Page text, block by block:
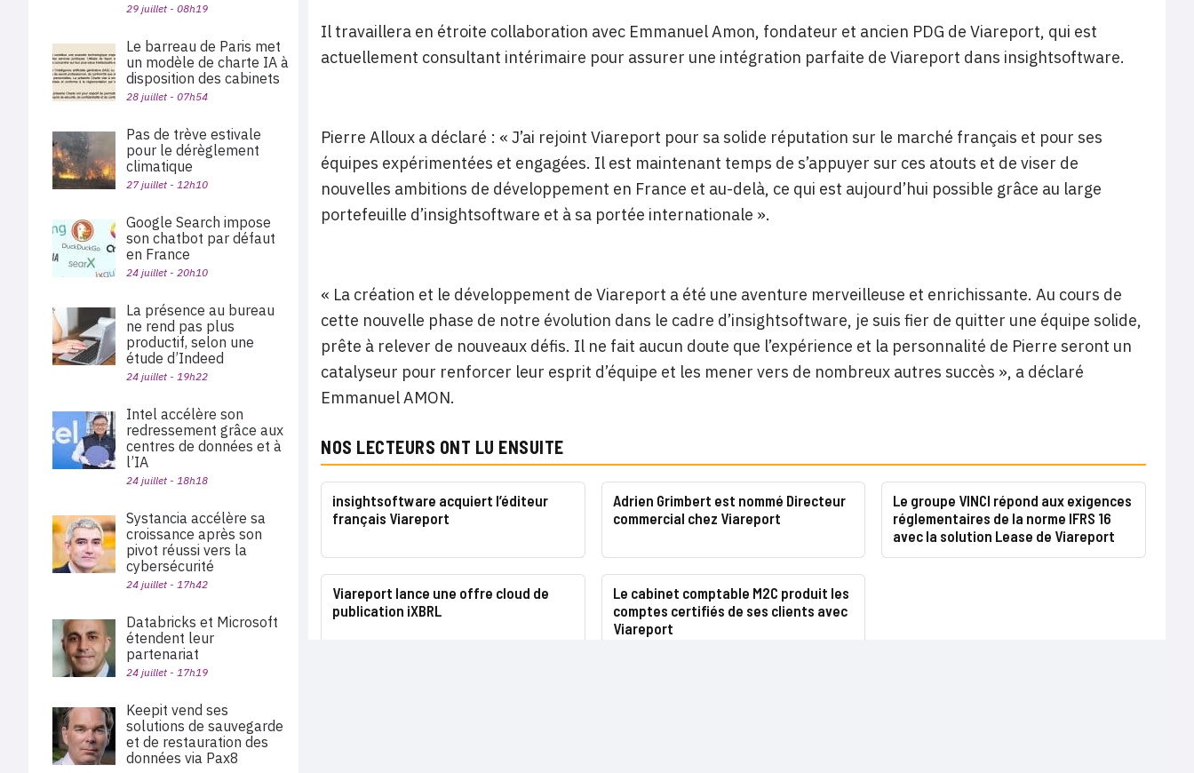
Il travaillera en étroite collaboration avec Emmanuel Amon, fondateur et ancien PDG de Viareport, qui est
actuellement consultant intérimaire pour assurer une intégration parfaite de Viareport dans insightsoftware.
Pierre Alloux a déclaré : « J’ai rejoint Viareport pour sa solide réputation sur le marché français et pour ses
équipes expérimentées et engagées. Il est maintenant temps de s’appuyer sur ces atouts et de viser de
nouvelles ambitions de développement en France et au-delà, ce qui est aujourd’hui possible grâce au large
portefeuille d’insightsoftware et à sa portée internationale ».
« La création et le développement de Viareport a été une aventure merveilleuse et enrichissante. Au cours de
cette nouvelle phase de notre évolution dans le cadre d’insightsoftware, je suis fier de quitter une équipe solide,
prête à relever de nouveaux défis. Il ne fait aucun doute que l’expérience et la personnalité de Pierre seront un
catalyseur pour renforcer leur esprit d’équipe et les mener vers de nombreux autres succès », a déclaré
Emmanuel AMON.
NOS LECTEURS ONT LU ENSUITE
insightsoftware acquiert l’éditeur
français Viareport
Adrien Grimbert est nommé Directeur
commercial chez Viareport
Le groupe VINCI répond aux exigences
réglementaires de la norme IFRS 16
avec la solution Lease de Viareport
Viareport lance une offre cloud de
publication iXBRL
Le cabinet comptable M2C produit les
comptes certifiés de ses clients avec
Viareport
29 juillet - 08h19
Le barreau de Paris met
un modèle de charte IA à
disposition des cabinets
28 juillet - 07h54
Pas de trève estivale
pour le dérèglement
climatique
27 juillet - 12h10
Google Search impose
son chatbot par défaut
en France
24 juillet - 20h10
La présence au bureau
ne rend pas plus
productif, selon une
étude d’Indeed
24 juillet - 19h22
Intel accélère son
redressement grâce aux
centres de données et à
l’IA
24 juillet - 18h18
Systancia accélère sa
croissance après son
pivot réussi vers la
cybersécurité
24 juillet - 17h42
Databricks et Microsoft
étendent leur
partenariat
24 juillet - 17h19
Keepit vend ses
solutions de sauvegarde
et de restauration des
données via Pax8